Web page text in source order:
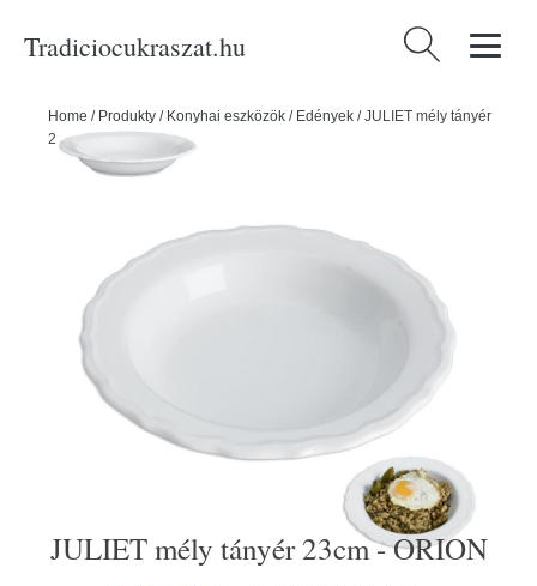
Tradiciocukraszat.hu Keresés:
Home / Produkty / Konyhai eszközök / Edények /JULIET mély tányér
23cm - ORION
JULIET mély tányér 23cm - ORION